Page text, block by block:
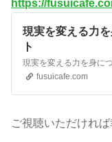
https://
現実を変える力
ト
fusuicafe.com
ご視聴いただければ